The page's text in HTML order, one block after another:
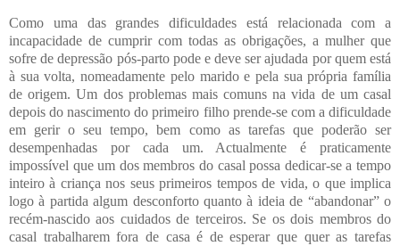
Como uma das grandes dificuldades está relacionada com a
incapacidade de cumprir com todas as obrigações, a mulher que
sofre de depressão pós-parto pode e deve ser ajudada por quem está
à sua volta, nomeadamente pelo marido e pela sua própria família
de origem.Um dos problemas mais comuns na vida de um casal
depois do nascimento do primeiro filho prende-se com a dificuldade
em gerir o seu tempo, bem como as tarefas que poderão ser
desempenhadas por cada um. Actualmente é praticamente
impossível que um dos membros do casal possa dedicar-se a tempo
inteiro à criança nos seus primeiros tempos de vida, o que implica
logo à partida algum desconforto quanto à ideia de “abandonar” o
recém-nascido aos cuidados de terceiros. Se os dois membros do
casal trabalharem fora de casa é de esperar que quer as tarefas